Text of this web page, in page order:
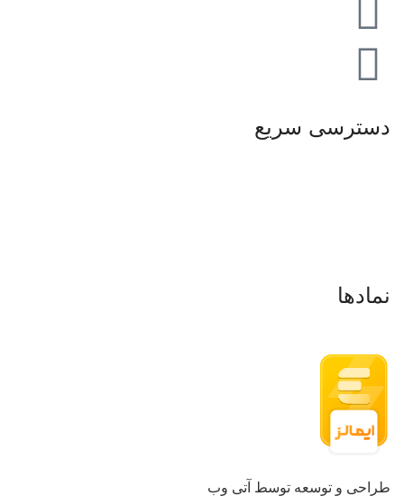
دسترسی سریع
نمادها
طراحی و توسعه توسط آتی وب